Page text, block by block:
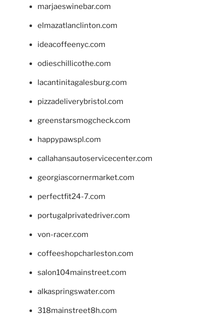
marjaeswinebar.com
elmazatlanclinton.com
ideacoffeenyc.com
odieschillicothe.com
lacantinitagalesburg.com
pizzadeliverybristol.com
greenstarsmogcheck.com
happypawspl.com
callahansautoservicecenter.com
georgiascornermarket.com
perfectfit24-7.com
portugalprivatedriver.com
von-racer.com
coffeeshopcharleston.com
salon104mainstreet.com
alkaspringswater.com
318mainstreet8h.com